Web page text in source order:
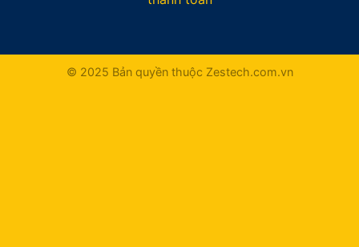
© 2025 Bản quyền thuộc Zestech.com.vn